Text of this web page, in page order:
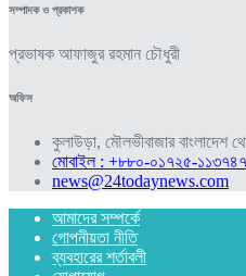
সম্পাদক ও প্রকাশক
প্রভাষক আফাজুর রহমান চৌধুরী
অফিস
কুলাউড়া, মৌলভীবাজার বাংলাদেশ
মোবাইল : +৮৮০-০১৭২৫-
news@24todaynews.com
আমাদের সম্পর্কে
গোপনীয়তা নীতি
ব্যবহারের শর্তাবলী